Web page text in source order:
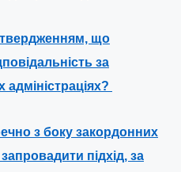
що
за
з боку закордонних
підхід, за